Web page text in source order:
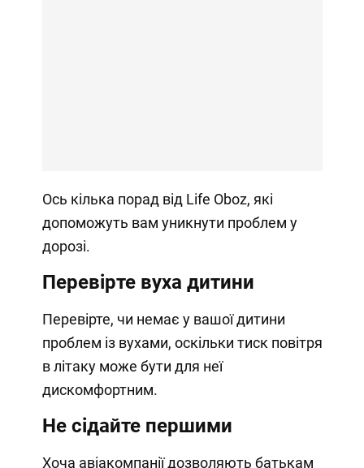
Ось кілька порад від Life Oboz, які
допоможуть вам уникнути проблем у
дорозі.
Перевірте вуха дитини
Перевірте, чи немає у вашої дитини
проблем із вухами, оскільки тиск повітря
в літаку може бути для неї
дискомфортним.
Не сідайте першими
Хоча авіакомпанії дозволяють батькам